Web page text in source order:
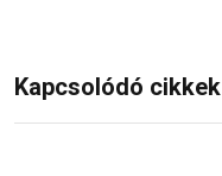
Kapcsolódó cikkek